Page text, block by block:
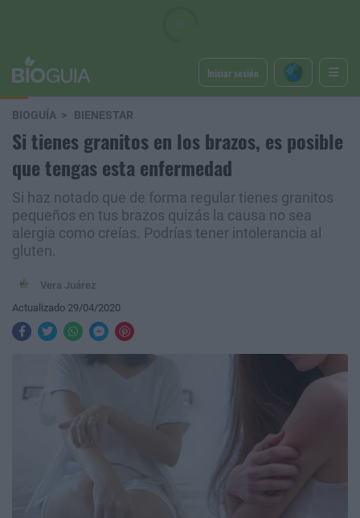
Iniciar sesión
BIOGUÍA BIENESTAR
Si tienes granitos en los brazos, es posible
que tengas esta enfermedad
Si haz notado que de forma regular tienes granitos
pequeños en tus brazos quizás la causa no sea
alergia como creías. Podrías tener intolerancia al
gluten.
Vera Juárez
Actualizado 29/04/2020